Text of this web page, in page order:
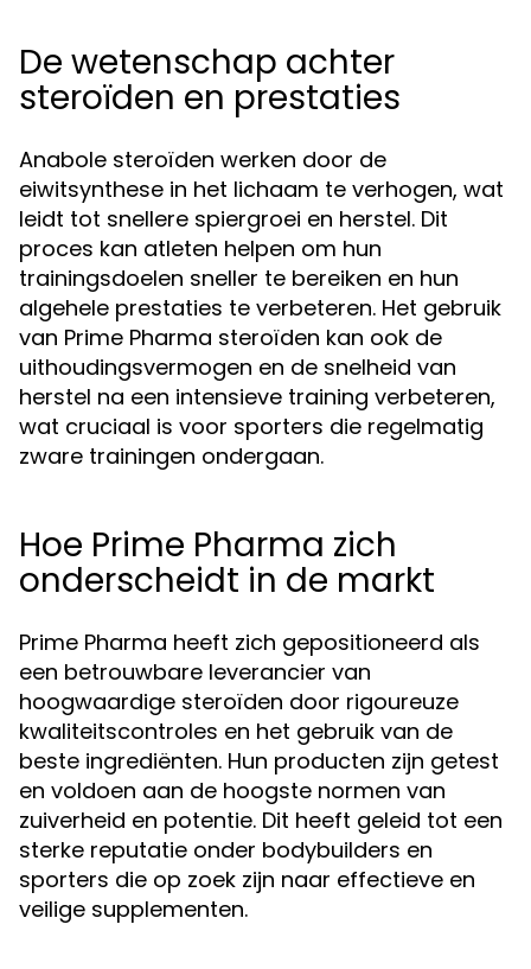
De wetenschap achter
steroïden en prestaties
Anabole steroïden werken door de
eiwitsynthese in het lichaam te verhogen, wat
leidt tot snellere spiergroei en herstel. Dit
proces kan atleten helpen om hun
trainingsdoelen sneller te bereiken en hun
algehele prestaties te verbeteren. Het gebruik
van Prime Pharma steroïden kan ook de
uithoudingsvermogen en de snelheid van
herstel na een intensieve training verbeteren,
wat cruciaal is voor sporters die regelmatig
zware trainingen ondergaan.
Hoe Prime Pharma zich
onderscheidt in de markt
Prime Pharma heeft zich gepositioneerd als
een betrouwbare leverancier van
hoogwaardige steroïden door rigoureuze
kwaliteitscontroles en het gebruik van de
beste ingrediënten. Hun producten zijn getest
en voldoen aan de hoogste normen van
zuiverheid en potentie. Dit heeft geleid tot een
sterke reputatie onder bodybuilders en
sporters die op zoek zijn naar effectieve en
veilige supplementen.